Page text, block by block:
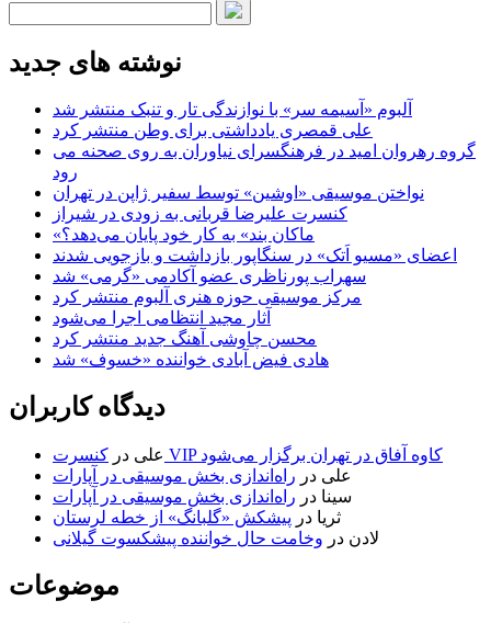
نوشته های جدید
آلبوم «آسیمه سر» با نوازندگی تار و تنبک منتشر شد
علی قمصری یادداشتی برای وطن منتشر کرد
گروه رهروان امید در فرهنگسرای نیاوران به روی صحنه می
رود
نواختن موسیقی «اوشین» توسط سفیر ژاپن در تهران
کنسرت علیرضا قربانی به زودی در شیراز
«ماکان بند» به کار خود پایان می‌دهد؟
اعضای «مسیو اَتک» در سنگاپور بازداشت و بازجویی شدند
سهراب پورناظری عضو آکادمی «گرمی» شد
مرکز موسیقی حوزه هنری آلبوم منتشر کرد
آثار مجید انتظامی اجرا می‌شود
محسن چاوشی آهنگ جدید منتشر کرد
هادی فیض آبادی خواننده «خسوف» شد
دیدگاه کاربران
علی در
کنسرت VIP کاوه آفاق در تهران برگزار می‌شود
علی در راه‌اندازی بخش موسیقی در آپارات
سینا در راه‌اندازی بخش موسیقی در آپارات
ثریا در پیشکش «گلبانگ» از خطه لرستان
لادن در وخامت حال خواننده پیشکسوت گیلانی
موضوعات